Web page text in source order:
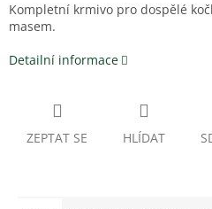
Kompletní krmivo pro dospělé
masem.
Detailní informace
ZEPTAT SE HLÍDAT